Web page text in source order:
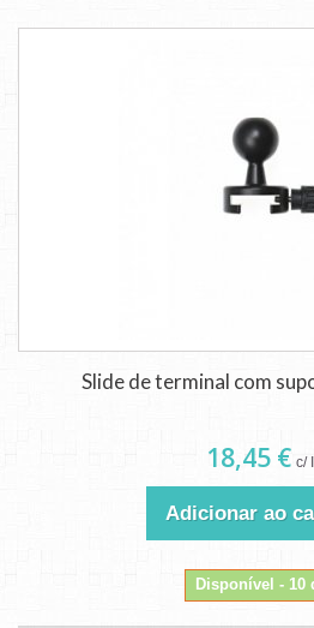
Slide de terminal com
18,45 € c/
Adicionar ao
Disponível - 10